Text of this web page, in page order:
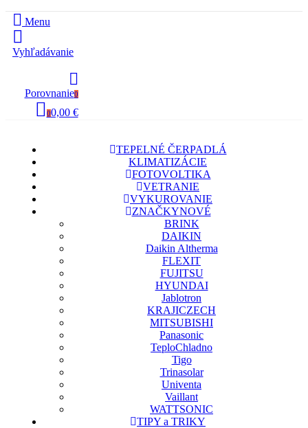
Menu
Vyhľadávanie
Porovnanie0
00,00 €
TEPELNÉ ČERPADLÁ
KLIMATIZÁCIE
FOTOVOLTIKA
VETRANIE
VYKUROVANIE
ZNAČKYNOVÉ
BRINK
DAIKIN
Daikin Altherma
FLEXIT
FUJITSU
HYUNDAI
Jablotron
KRAJICZECH
MITSUBISHI
Panasonic
TeploChladno
Tigo
Trinasolar
Univenta
Vaillant
WATTSONIC
TIPY a TRIKY